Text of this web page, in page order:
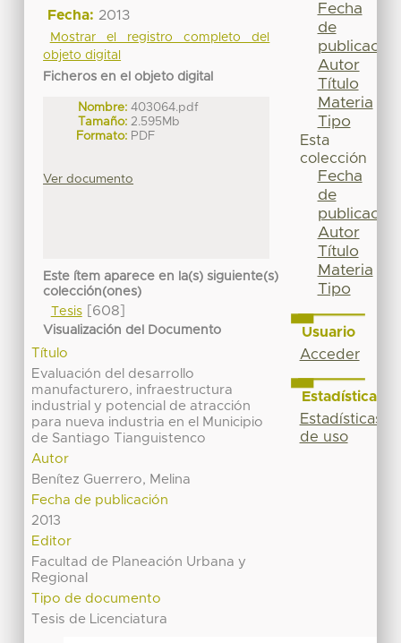
Fecha: 2013
Mostrar el registro completo del
objeto digital
Ficheros en el objeto digital
Nombre: 403064.pdf
Tamaño: 2.595Mb
Formato: PDF
Ver documento
Este ítem aparece en la(s) siguiente(s)
colección(ones)
Tesis[608]
Visualización del Documento
Título
Evaluación del desarrollo
manufacturero, infraestructura
industrial y potencial de atracción
para nueva industria en el Municipio
de Santiago Tianguistenco
Autor
Benítez Guerrero, Melina
Fecha de publicación
2013
Editor
Facultad de Planeación Urbana y
Regional
Tipo de documento
Tesis de Licenciatura
Fecha
de
publicación
Autor
Título
Materia
Tipo
Esta
colección
Fecha
de
publicación
Autor
Título
Materia
Tipo
Usuario
Acceder
Estadísticas
Estadísticas
de uso